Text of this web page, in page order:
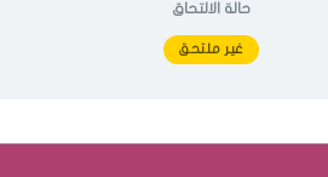
حالة الالتحاق
غير ملتحق